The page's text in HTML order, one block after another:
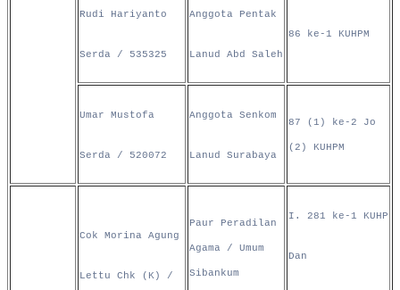
Rudi Hariyanto
Serda / 535325
Anggota Pentak
Lanud Abd Saleh
86 ke-1 KUHPM
Umar Mustofa
Serda / 520072
Anggota Senkom
Lanud Surabaya
87 (1) ke-2 Jo
(2) KUHPM
Cok Morina Agung
Lettu Chk (K) /
Paur Peradilan
Agama / Umum
Sibankum
I. 281 ke-1 KUHP
Dan